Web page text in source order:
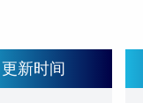
更新时间